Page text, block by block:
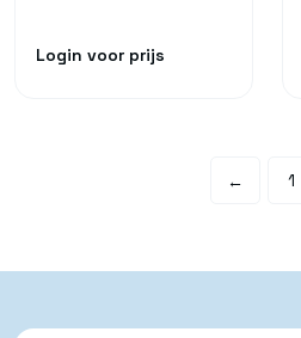
Login voor prijs
← 1